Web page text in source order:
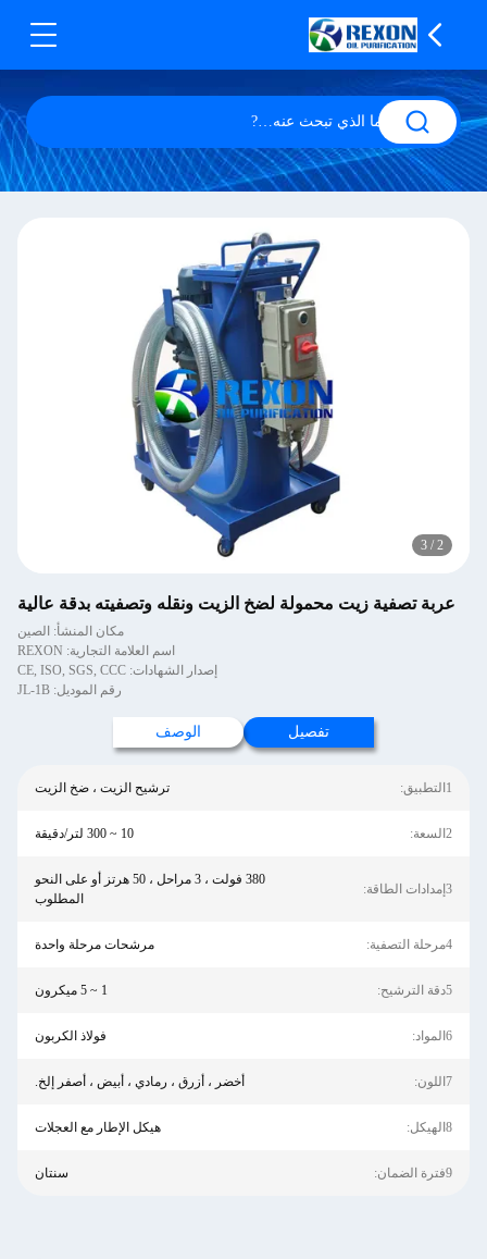
2
/
3
عربة تصفية زيت محمولة لضخ الزيت ونقله وتصفيته بدقة عالية
مكان المنشأ: الصين
اسم العلامة التجارية: REXON
إصدار الشهادات: CE, ISO, SGS, CCC
رقم الموديل: JL-1B
تفصيل الوصف
1التطبيق: ترشيح الزيت ، ضخ الزيت
2السعة: 10 ~ 300 لتر/دقيقة
3إمدادات الطاقة:
380 فولت ، 3 مراحل ، 50 هرتز أو على النحو
المطلوب
4مرحلة التصفية: مرشحات مرحلة واحدة
5دقة الترشيح: 1 ~ 5 ميكرون
6المواد: فولاذ الكربون
7اللون: أخضر ، أزرق ، رمادي ، أبيض ، أصفر إلخ.
8الهيكل: هيكل الإطار مع العجلات
9فترة الضمان: سنتان